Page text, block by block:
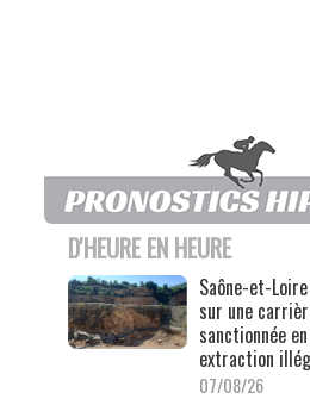
D'HEURE EN HEURE
Saône-et-
sur une
sanctionnée
extraction
07/08/26